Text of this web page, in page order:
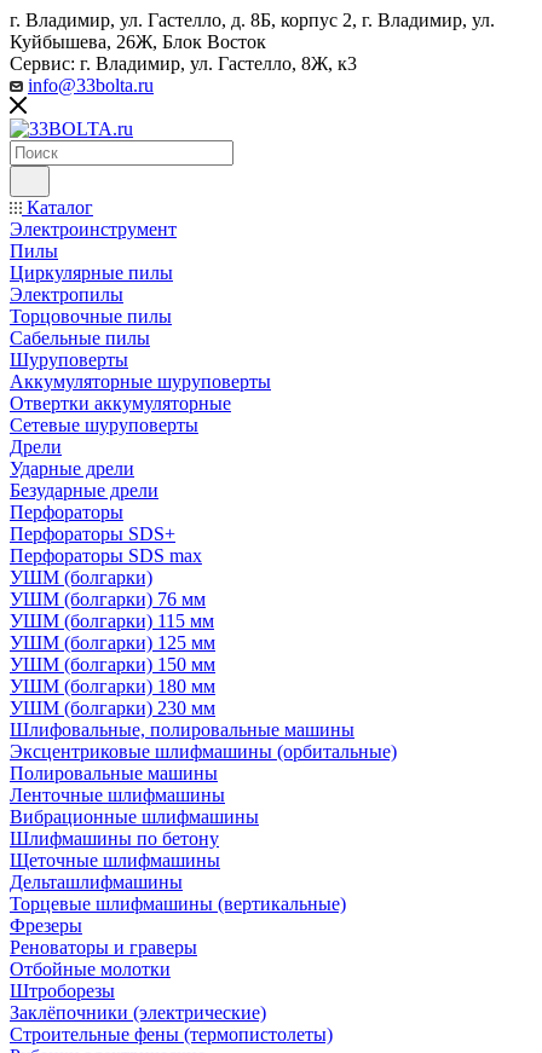
г. Владимир, ул. Гастелло, д. 8Б, корпус 2, г. Владимир, ул. ​
Куйбышева, 26Ж, Блок Восток
Сервис: г. Владимир, ул. Гастелло, 8Ж, к3
info@33bolta.ru
Каталог
Электроинструмент
Пилы
Циркулярные пилы
Электропилы
Торцовочные пилы
Сабельные пилы
Шуруповерты
Аккумуляторные шуруповерты
Отвертки аккумуляторные
Сетевые шуруповерты
Дрели
Ударные дрели
Безударные дрели
Перфораторы
Перфораторы SDS+
Перфораторы SDS max
УШМ (болгарки)
УШМ (болгарки) 76 мм
УШМ (болгарки) 115 мм
УШМ (болгарки) 125 мм
УШМ (болгарки) 150 мм
УШМ (болгарки) 180 мм
УШМ (болгарки) 230 мм
Шлифовальные, полировальные машины
Эксцентриковые шлифмашины (орбитальные)
Полировальные машины
Ленточные шлифмашины
Вибрационные шлифмашины
Шлифмашины по бетону
Щеточные шлифмашины
Дельташлифмашины
Торцевые шлифмашины (вертикальные)
Фрезеры
Реноваторы и граверы
Отбойные молотки
Штроборезы
Заклёпочники (электрические)
Строительные фены (термопистолеты)